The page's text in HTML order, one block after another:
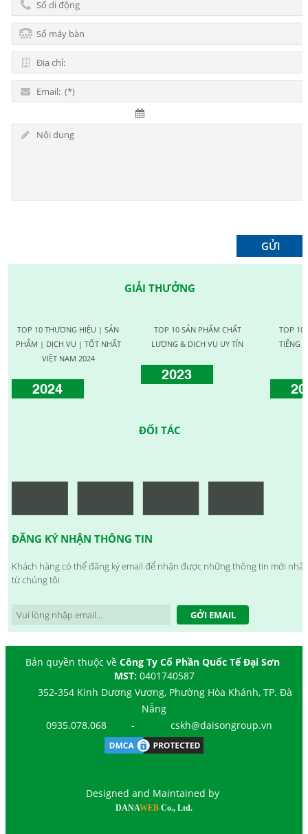
GIẢI THƯỞNG
TOP 10 THƯƠNG HIỆU | SẢN
PHẨM | DỊCH VỤ | TỐT NHẤT
VIỆT NAM 2024
2024
TOP 10 SẢN PHẨM CHẤT
LƯỢNG & DỊCH VỤ UY TÍN
2023
TOP 10
TIẾNG
ĐỐI TÁC
ĐĂNG KÝ NHẬN THÔNG TIN
Khách hàng có thể đăng ký email để nhận được những thông tin mới nhất
từ chúng tôi
GỞI EMAIL
Bản quyền thuộc về Công Ty Cổ Phần Quốc Tế Đại Sơn
MST: 0401740587
352-354 Kinh Dương Vương, Phường Hòa Khánh, TP. Đà
Nẵng
0935.078.068
- cskh@daisongroup.vn
Designed and Maintained by
DANAWEB Co., Ltd.